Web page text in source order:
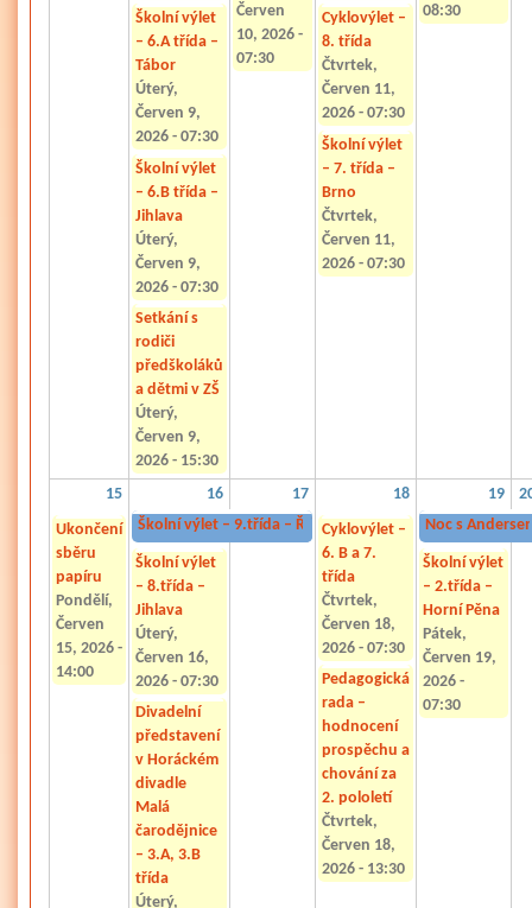
Školní výlet
– 6.A třída –
Tábor
Úterý,
Červen 9,
2026 - 07:30
Školní výlet
– 6.B třída –
Jihlava
Úterý,
Červen 9,
2026 - 07:30
Setkání s
rodiči
předškoláků
a dětmi v ZŠ
Úterý,
Červen 9,
2026 - 15:30
Červen
10, 2026 -
07:30
Cyklovýlet –
8. třída
Čtvrtek,
Červen 11,
2026 - 07:30
Školní výlet
– 7. třída –
Brno
Čtvrtek,
Červen 11,
2026 - 07:30
08:30
15 16 17 18 19
Ukončení
sběru
papíru
Pondělí,
Červen
15, 2026 -
14:00
Školní výlet – 9.třída – Řásná Úterý, Červen 16, 2026 -
Cyklovýlet –
6. B a 7.
třída
Čtvrtek,
Červen 18,
2026 - 07:30
Pedagogická
rada –
hodnocení
prospěchu a
chování za
2. pololetí
Čtvrtek,
Červen 18,
2026 - 13:30
Noc s
Školní výlet
– 8.třída –
Jihlava
Úterý,
Červen 16,
2026 - 07:30
Divadelní
představení
v Horáckém
divadle
Malá
čarodějnice
– 3.A, 3.B
třída
Úterý,
Školní výlet
– 2.třída –
Horní Pěna
Pátek,
Červen 19,
2026 -
07:30